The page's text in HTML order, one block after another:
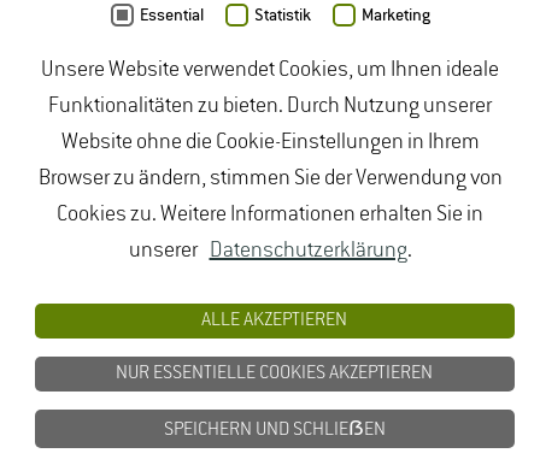
OpenStreetMap- Veröffentlicht unterODbL
duales Studium Gartenbau| Gartenbau Studium|
Lebensmittelrecht Studium|Lebensmittelsicherheit
Studium| Naturschutz Studium|Oenologie
Studium| Studiengang Logistik|Studiengänge
Lebensmittel |Studiengänge Natur| Studiengänge
Studium Landschaftsarchitektur
Studium Lebensmittel|Studium
Lebensmittelsicherheit|Studium Logistik|Studium
Studium Naturschutz|Studium
Essential Statistik Marketing
Unsere Website verwendet Cookies, um Ihnen ideale
Funktionalitäten zu bieten. Durch Nutzung unserer
Website ohne die Cookie-Einstellungen in Ihrem
Browser zu ändern, stimmen Sie der Verwendung von
Cookies zu. Weitere Informationen erhalten Sie in
unserer Datenschutzerklärung.
ALLE AKZEPTIEREN
NUR ESSENTIELLE COOKIES AKZEPTIEREN
SPEICHERN UND SCHLIEẞEN